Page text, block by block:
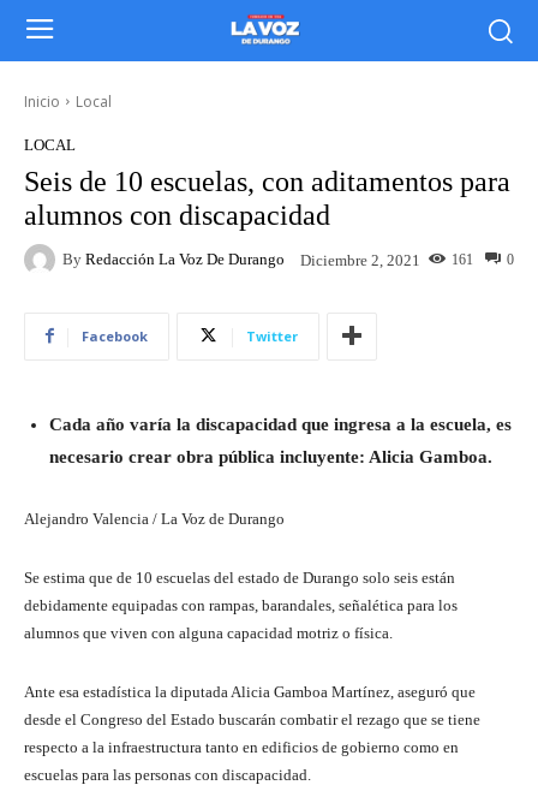
Inicio Local
LOCAL
Seis de 10 escuelas, con aditamentos para
alumnos con discapacidad
By Redacción La Voz De Durango Diciembre 2, 2021 0
161
Facebook Twitter
Cada año varía la discapacidad que ingresa a la escuela, es
necesario crear obra pública incluyente: Alicia Gamboa.
Alejandro Valencia / La Voz de Durango
Se estima que de 10 escuelas del estado de Durango solo seis están
debidamente equipadas con rampas, barandales, señalética para los
alumnos que viven con alguna capacidad motriz o física.
Ante esa estadística la diputada Alicia Gamboa Martínez, aseguró que
desde el Congreso del Estado buscarán combatir el rezago que se tiene
respecto a la infraestructura tanto en edificios de gobierno como en
escuelas para las personas con discapacidad.